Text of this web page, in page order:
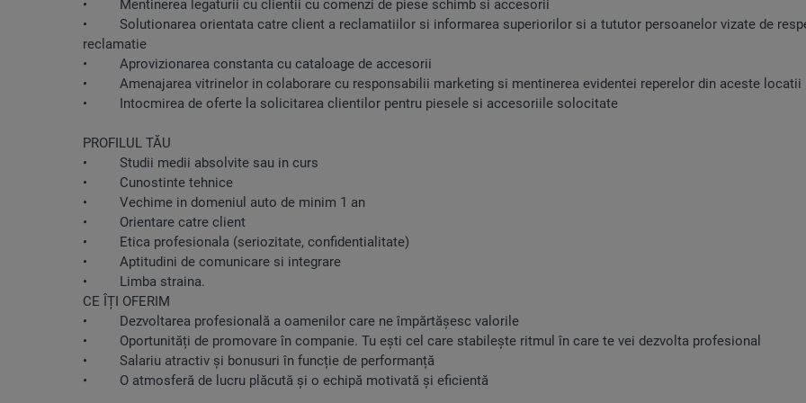
• Mentinerea legaturii cu clientii cu comenzi de piese schimb si accesorii
• Solutionarea orientata catre client a reclamatiilor si informarea superiorilor si a tututor persoanelor vizate de
reclamatie
• Aprovizionarea constanta cu cataloage de accesorii
• Amenajarea vitrinelor in colaborare cu responsabilii marketing si mentinerea evidentei reperelor din aceste locatii
• Intocmirea de oferte la solicitarea clientilor pentru piesele si accesoriile solocitate
PROFILUL TĂU
• Studii medii absolvite sau in curs
• Cunostinte tehnice
• Vechime in domeniul auto de minim 1 an
• Orientare catre client
• Etica profesionala (seriozitate, confidentialitate)
• Aptitudini de comunicare si integrare
• Limba straina.
CE ÎȚI OFERIM
• Dezvoltarea profesională a oamenilor care ne împărtășesc valorile
• Oportunități de promovare în companie. Tu ești cel care stabilește ritmul în care te vei dezvolta profesional
• Salariu atractiv și bonusuri în funcție de performanță
• O atmosferă de lucru plăcută și o echipă motivată și eficientă